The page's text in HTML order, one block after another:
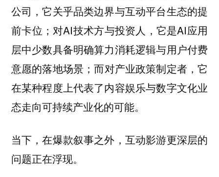
公司，它关乎品类边界与互动平台生态的提
前卡位；对AI技术方与投资人，它是AI应用
层中少数具备明确算力消耗逻辑与用户付费
意愿的落地场景；而对产业政策制定者，它
在某种程度上代表了内容娱乐与数字文化业
态走向可持续产业化的可能。
当下，在爆款叙事之外，互动影游更深层的
问题正在浮现。